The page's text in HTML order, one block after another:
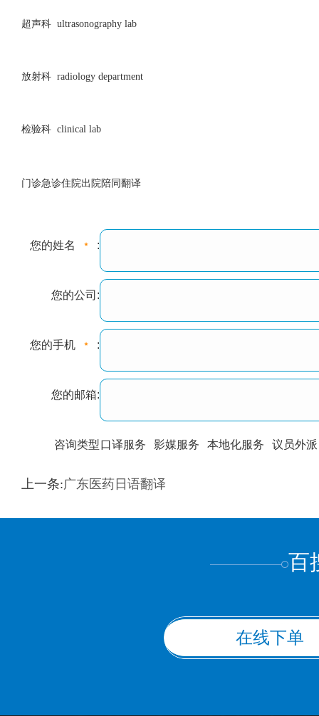
超声科 ultrasonography lab
放射科 radiology department
检验科 clinical lab
门诊急诊住院出院陪同翻译
您的姓名 :
您的公司:
您的手机 :
您的邮箱:
咨询类型口译服务 影媒服务 本地化服务 议员外派
训翻译 标准级
上一条:广东医药日语翻译
百
在线下单